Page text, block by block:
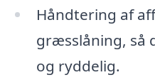
Håndtering af
græsslåning, så
og ryddelig.